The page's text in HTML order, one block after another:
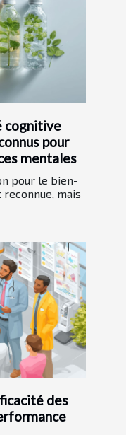
cognitive
pour
mentales
pour le bien-
mais
des